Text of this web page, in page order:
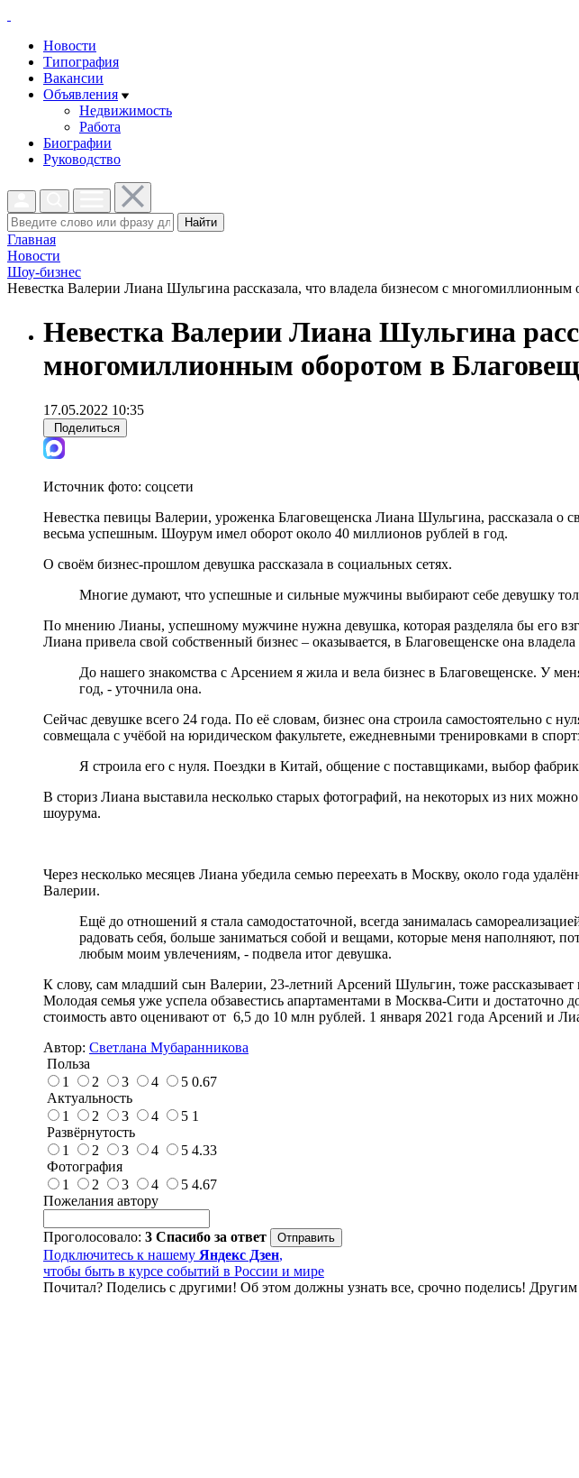
Новости
Типография
Вакансии
Объявления
Недвижимость
Работа
Биографии
Руководство
Найти
Главная
Новости
Шоу-бизнес
Невестка Валерии Лиана Шульгина рассказала, что владела бизнесом с многомиллионным
Невестка Валерии Лиана Шульгина
многомиллионным оборотом в
17.05.2022 10:35
Поделиться
Источник фото: соцсети
Невестка певицы Валерии, уроженка Благовещенска Лиана Шульгина, рассказала о
весьма успешным. Шоурум имел оборот около 40 миллионов рублей в год.
О своём бизнес-прошлом девушка рассказала в социальных сетях.
Многие думают, что успешные и сильные мужчины выбирают себе девушку
По мнению Лианы, успешному мужчине нужна девушка, которая разделяла бы его
Лиана привела свой собственный бизнес – оказывается, в Благовещенске она
До нашего знакомства с Арсением я жила и вела бизнес в Благовещенске. У
год, - уточнила она.
Сейчас девушке всего 24 года. По её словам, бизнес она строила самостоятельно с
совмещала с учёбой на юридическом факультете, ежедневными тренировками в
Я строила его с нуля. Поездки в Китай, общение с поставщиками, выбор
В сториз Лиана выставила несколько старых фотографий, на некоторых из них
шоурума.
Через несколько месяцев Лиана убедила семью переехать в Москву, около года
Валерии.
Ещё до отношений я стала самодостаточной, всегда занималась
радовать себя, больше заниматься собой и вещами, которые меня наполняют,
любым моим увлечениям, - подвела итог девушка.
К слову, сам младший сын Валерии, 23-летний Арсений Шульгин, тоже рассказывает
Молодая семья уже успела обзавестись апартаментами в Москва-Сити и
стоимость авто оценивают от 6,5 до 10 млн рублей. 1 января 2021 года Арсений и
Автор: Светлана Мубаранникова
Польза
1
2 3 4 5 0.67
Актуальность
1
2 3 4 5 1
Развёрнутость
1
2 3 4 5 4.33
Фотография
1
2 3 4 5 4.67
Пожелания автору
Проголосовало: 3 Спасибо за ответ
Подключитесь к нашему Яндекс Дзен,
чтобы быть в курсе событий в России и мире
Почитал? Поделись с другими! Об этом должны узнать все, срочно поделись! Другим